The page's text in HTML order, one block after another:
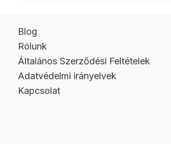
Blog
Rólunk
Általános Szerződési Feltételek
Adatvédelmi irányelvek
Kapcsolat